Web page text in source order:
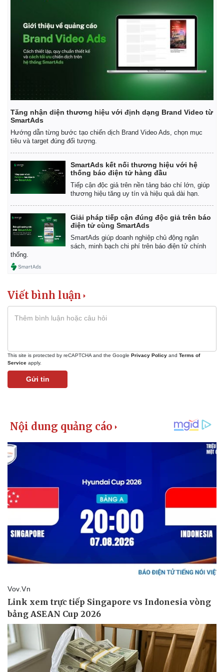
Khởi nghiệp
Chứng khoán
Tăng nhận diện thương hiệu với định dạng Brand Video từ
SmartAds
Hướng dẫn từng bước tạo chiến dịch Brand Video Ads, chọn mục
tiêu và target đúng đối tượng.
SmartAds kết nối thương hiệu với hệ
thống báo điện tử hàng đầu
Tiếp cận độc giả trên nền tảng báo chí lớn, giúp
thương hiệu tăng uy tín và hiệu quả dài hạn.
Giải pháp tiếp cận đúng độc giả trên báo
điện tử cùng SmartAds
SmartAds giúp doanh nghiệp chủ động ngân
sách, minh bạch chi phí trên báo điện tử chính
thống.
Viết bình luận
This site is protected by reCAPTCHA and the Google Privacy Policy and Terms of
Service apply.
Gửi tin